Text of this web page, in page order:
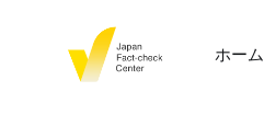
ホーム